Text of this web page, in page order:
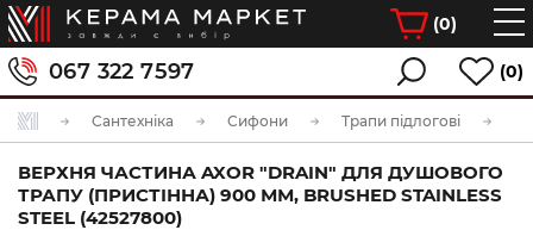
(0)
067 322 7597 (0)
Сантехніка Сифони Трапи підлогові
ВЕРХНЯ ЧАСТИНА AXOR "DRAIN" ДЛЯ ДУШОВОГО
ТРАПУ (ПРИСТІННА) 900 ММ, BRUSHED STAINLESS
STEEL (42527800)